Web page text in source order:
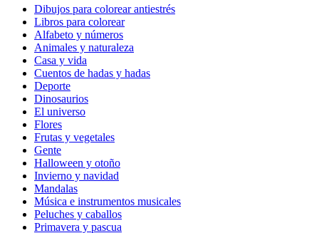
Dibujos para colorear antiestrés
Libros para colorear
Alfabeto y números
Animales y naturaleza
Casa y vida
Cuentos de hadas y hadas
Deporte
Dinosaurios
El universo
Flores
Frutas y vegetales
Gente
Halloween y otoño
Invierno y navidad
Mandalas
Música e instrumentos musicales
Peluches y caballos
Primavera y pascua